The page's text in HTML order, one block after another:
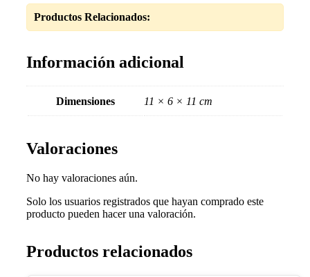
Productos Relacionados:
Información adicional
Dimensiones 11 × 6 × 11 cm
Valoraciones
No hay valoraciones aún.
Solo los usuarios registrados que hayan comprado este
producto pueden hacer una valoración.
Productos relacionados